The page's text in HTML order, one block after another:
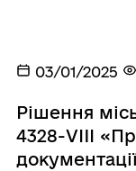
03/01/2025
Рішення
4328-VIII